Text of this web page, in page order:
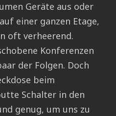
Geräte aus oder
einer ganzen Etage,
oft verheerend.
Konferenzen
der Folgen. Doch
beim
Schalter in den
genug, um uns zu